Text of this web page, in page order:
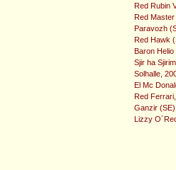
Red Rubin
Red Master
Paravozh
Red Hawk
Baron
Sjir ha
Solhalle,
El Mc
Red
Ganzir
Lizzy